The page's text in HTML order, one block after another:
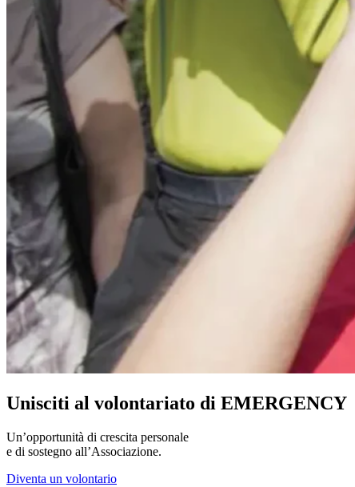
Unisciti al volontariato di EMERGENCY
Un’opportunità di crescita personale
e di sostegno all’Associazione.
Diventa un volontario